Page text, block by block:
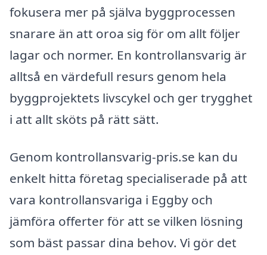
fokusera mer på själva byggprocessen
snarare än att oroa sig för om allt följer
lagar och normer. En kontrollansvarig är
alltså en värdefull resurs genom hela
byggprojektets livscykel och ger trygghet
i att allt sköts på rätt sätt.
Genom kontrollansvarig-pris.se kan du
enkelt hitta företag specialiserade på att
vara kontrollansvariga i Eggby och
jämföra offerter för att se vilken lösning
som bäst passar dina behov. Vi gör det